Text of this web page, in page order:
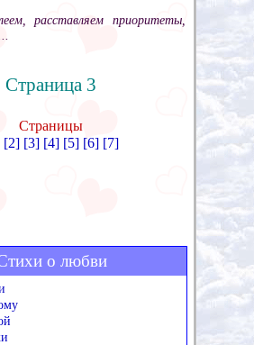
расставляем приоритеты,
Страница 3
Страницы
[2] [3] [4] [5] [6] [7]
о любви